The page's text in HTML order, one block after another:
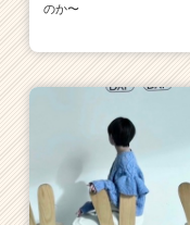
のか〜